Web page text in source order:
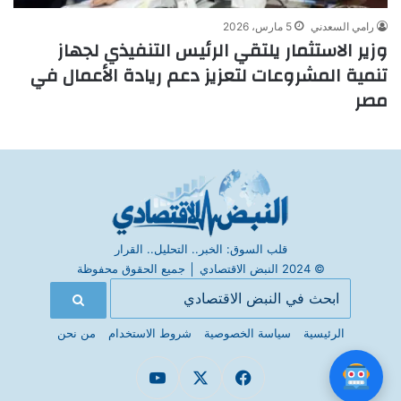
رامي السعدني 5 مارس، 2026
وزير الاستثمار يلتقي الرئيس التنفيذي لجهاز
تنمية المشروعات لتعزيز دعم ريادة الأعمال في
مصر
قلب السوق: الخبر.. التحليل.. القرار
© 2024 النبض الاقتصادي
جميع الحقوق محفوظة
الرئيسية سياسة الخصوصية شروط الاستخدام من نحن